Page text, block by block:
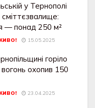
у Тернополі
сміттєзвалище:
— понад 250 м²
15.05.2025
горіло
охопив 150
23.04.2025